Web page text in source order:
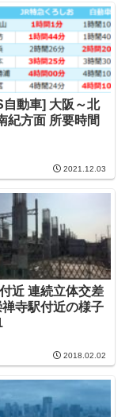
自動車] 大阪～北
紀方面 所要時間
2021.12.03
近 連続立体交差
寺駅付近の様子
2018.02.02